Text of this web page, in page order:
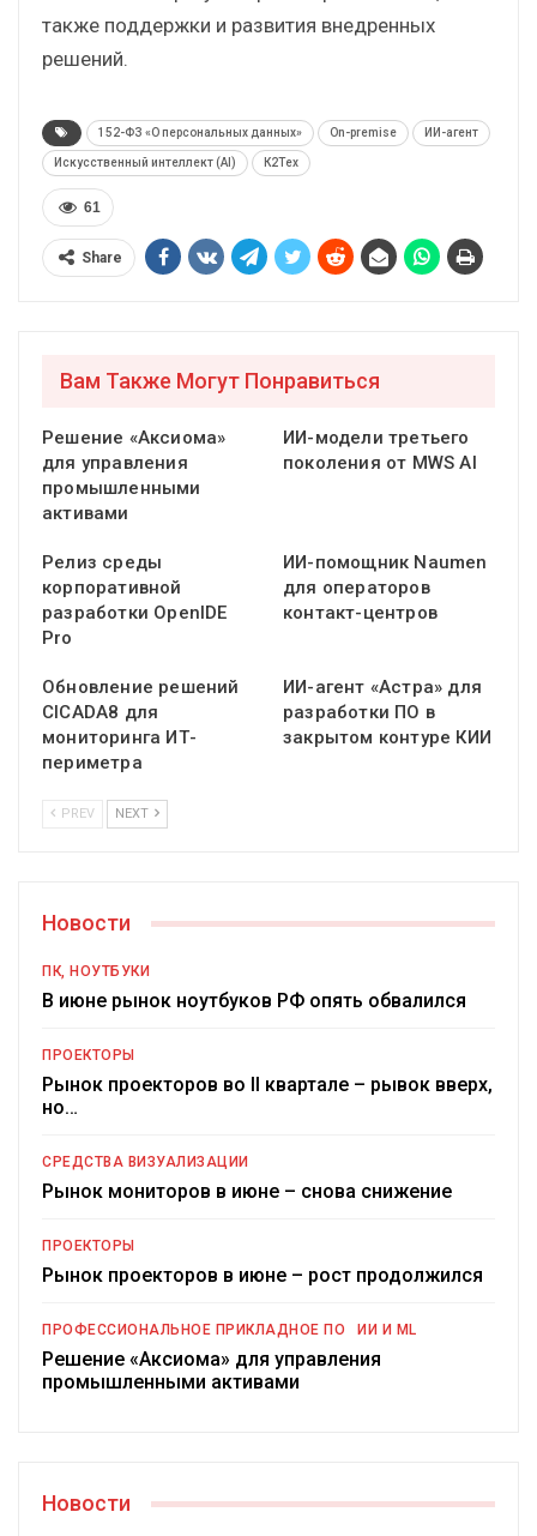
также поддержки и развития внедренных
решений.
152-ФЗ «О персональных данных» On-premise ИИ-агент
Искусственный интеллект (AI) К2Тех
61
Share
Вам Также Могут Понравиться
Решение «Аксиома»
для управления
промышленными
активами
ИИ-модели третьего
поколения от MWS AI
Релиз среды
корпоративной
разработки OpenIDE
Pro
ИИ-помощник Naumen
для операторов
контакт-центров
Обновление решений
CICADA8 для
мониторинга ИТ-
периметра
ИИ-агент «Астра» для
разработки ПО в
закрытом контуре КИИ
PREV NEXT
Новости
ПК, НОУТБУКИ
В июне рынок ноутбуков РФ опять обвалился
ПРОЕКТОРЫ
Рынок проекторов во II квартале – рывок вверх,
но…
СРЕДСТВА ВИЗУАЛИЗАЦИИ
Рынок мониторов в июне – снова снижение
ПРОЕКТОРЫ
Рынок проекторов в июне – рост продолжился
ПРОФЕССИОНАЛЬНОЕ ПРИКЛАДНОЕ ПО ИИ И ML
Решение «Аксиома» для управления
промышленными активами
Новости